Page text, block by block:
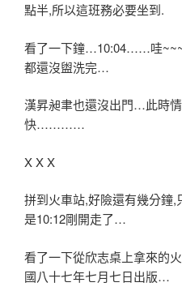
點半,所以這班務必要坐到.
看了一下鐘…10:04……哇
都還沒盥洗完…
漢昇昶聿也還沒出門…此時
快…………
X X X
拼到火車站,好險還有幾分
是10:12剛開走了…
看了一下從欣志桌上拿來的
國八十七年七月七日出版…